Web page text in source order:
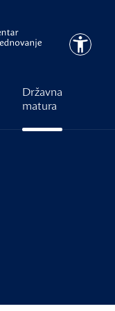
Državna
matura